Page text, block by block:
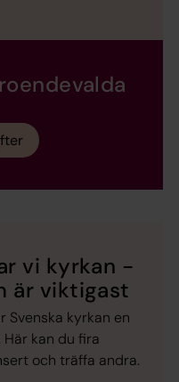
vi kyrkan -
är viktigast
Svenska kyrkan en
kan du fira
och träffa andra.